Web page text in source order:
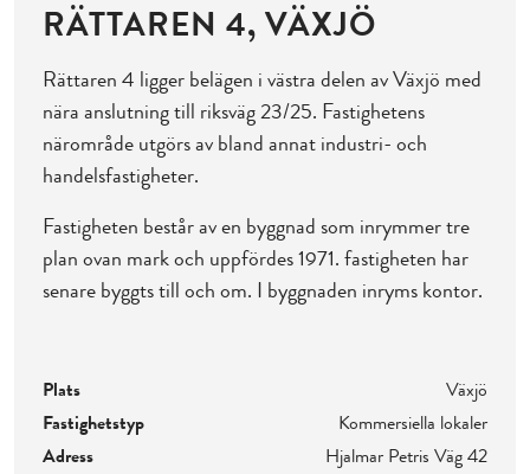
RÄTTAREN 4, VÄXJÖ
Rättaren 4 ligger belägen i västra delen av Växjö med
nära anslutning till riksväg 23/25. Fastighetens
närområde utgörs av bland annat industri- och
handelsfastigheter.
Fastigheten består av en byggnad som inrymmer tre
plan ovan mark och uppfördes 1971. fastigheten har
senare byggts till och om. I byggnaden inryms kontor.
Plats
Växjö
Fastighetstyp
Kommersiella lokaler
Adress
Hjalmar Petris Väg 42